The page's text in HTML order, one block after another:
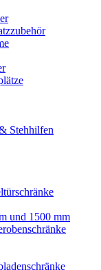
Stehhilfen
und 1500 mm